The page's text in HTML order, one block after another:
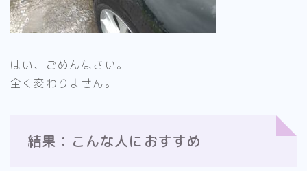
はい、ごめんなさい。
全く変わりません。
結果：こんな人におすすめ